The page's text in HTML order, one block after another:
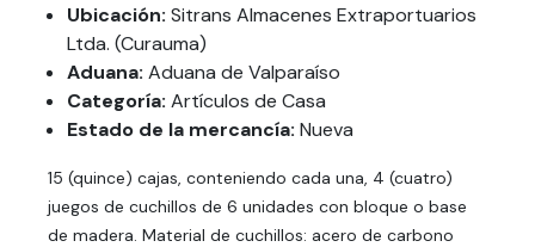
Ubicación: Sitrans Almacenes Extraportuarios
Ltda. (Curauma)
Aduana: Aduana de Valparaíso
Categoría: Artículos de Casa
Estado de la mercancía: Nueva
15 (quince) cajas, conteniendo cada una, 4 (cuatro)
juegos de cuchillos de 6 unidades con bloque o base
de madera. Material de cuchillos: acero de carbono